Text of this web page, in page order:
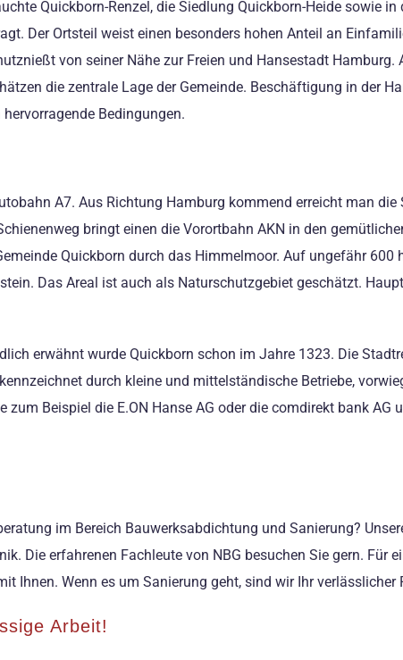
Quickborn-Renzel, die Siedlung Quickborn-Heide sowie
Der Ortsteil weist einen besonders hohen Anteil an
von seiner Nähe zur Freien und Hansestadt
die zentrale Lage der Gemeinde. Beschäftigung in der
Bedingungen.
A7. Aus Richtung Hamburg kommend erreicht man
bringt einen die Vorortbahn AKN in den
Quickborn durch das Himmelmoor. Auf ungefähr 600
Das Areal ist auch als Naturschutzgebiet geschätzt.
erwähnt wurde Quickborn schon im Jahre 1323. Die
durch kleine und mittelständische Betriebe,
Beispiel die E.ON Hanse AG oder die comdirekt bank AG
im Bereich Bauwerksabdichtung und Sanierung?
Die erfahrenen Fachleute von NBG besuchen Sie gern. Für
Ihnen. Wenn es um Sanierung geht, sind wir Ihr verlässlicher
Arbeit!